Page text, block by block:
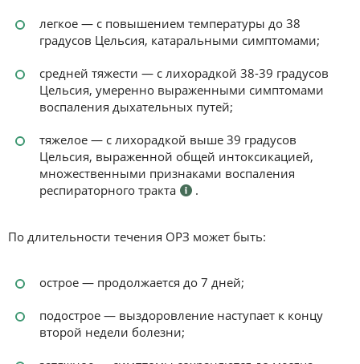
легкое — с повышением температуры до 38
градусов Цельсия, катаральными симптомами;
средней тяжести — с лихорадкой 38-39 градусов
Цельсия, умеренно выраженными симптомами
воспаления дыхательных путей;
тяжелое — с лихорадкой выше 39 градусов
Цельсия, выраженной общей интоксикацией,
множественными признаками воспаления
респираторного тракта
.
По длительности течения ОРЗ может быть:
острое — продолжается до 7 дней;
подострое — выздоровление наступает к концу
второй недели болезни;